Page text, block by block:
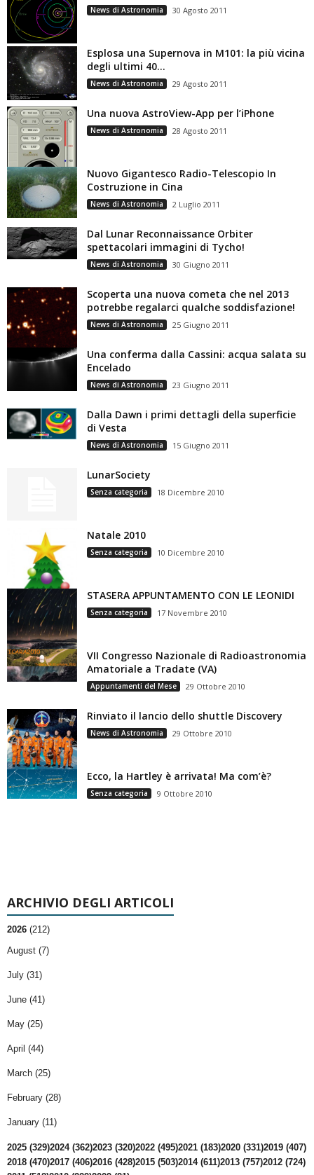
News di Astronomia 30 Agosto 2011
Esplosa una Supernova in M101: la più vicina
degli ultimi 40...
News di Astronomia 29 Agosto 2011
Una nuova AstroView-App per l’iPhone
News di Astronomia 28 Agosto 2011
Nuovo Gigantesco Radio-Telescopio In
Costruzione in Cina
News di Astronomia 2 Luglio 2011
Dal Lunar Reconnaissance Orbiter
spettacolari immagini di Tycho!
News di Astronomia 30 Giugno 2011
Scoperta una nuova cometa che nel 2013
potrebbe regalarci qualche soddisfazione!
News di Astronomia 25 Giugno 2011
Una conferma dalla Cassini: acqua salata su
Encelado
News di Astronomia 23 Giugno 2011
Dalla Dawn i primi dettagli della superficie
di Vesta
News di Astronomia 15 Giugno 2011
LunarSociety
Senza categoria 18 Dicembre 2010
Natale 2010
Senza categoria 10 Dicembre 2010
STASERA APPUNTAMENTO CON LE LEONIDI
Senza categoria 17 Novembre 2010
VII Congresso Nazionale di Radioastronomia
Amatoriale a Tradate (VA)
Appuntamenti del Mese 29 Ottobre 2010
Rinviato il lancio dello shuttle Discovery
News di Astronomia 29 Ottobre 2010
Ecco, la Hartley è arrivata! Ma com’è?
Senza categoria 9 Ottobre 2010
ARCHIVIO DEGLI ARTICOLI
2026 (212)
August (7)
July (31)
June (41)
May (25)
April (44)
March (25)
February (28)
January (11)
2025 (329)2024 (362)2023 (320)2022 (495)2021 (183)2020 (331)2019 (407)
2018 (470)2017 (406)2016 (428)2015 (503)2014 (611)2013 (757)2012 (724)